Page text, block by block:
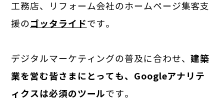
工務店、リフォーム会社のホームページ集客支
援のゴッタライドです。
デジタルマーケティングの普及に合わせ、建築
業を営む皆さまにとっても、Googleアナリテ
ィクスは必須のツールです。